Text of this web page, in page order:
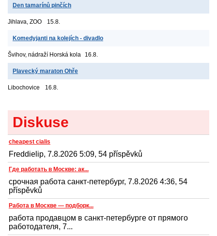
Den tamarínů pinčích
Jihlava, ZOO 15.8.
Komedyjanti na kolejích - divadlo
Švihov, nádraží Horská kola 16.8.
Plavecký maraton Ohře
Libochovice 16.8.
Diskuse
cheapest cialis
Freddielip, 7.8.2026 5:09, 54 příspěvků
Где работать в Москве: ак...
срочная работа санкт-петербург, 7.8.2026 4:36, 54
příspěvků
Работа в Москве — подборк...
работа продавцом в санкт-петербурге от прямого
работодателя, 7...